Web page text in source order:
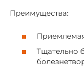
Преимущества:
Тщательно